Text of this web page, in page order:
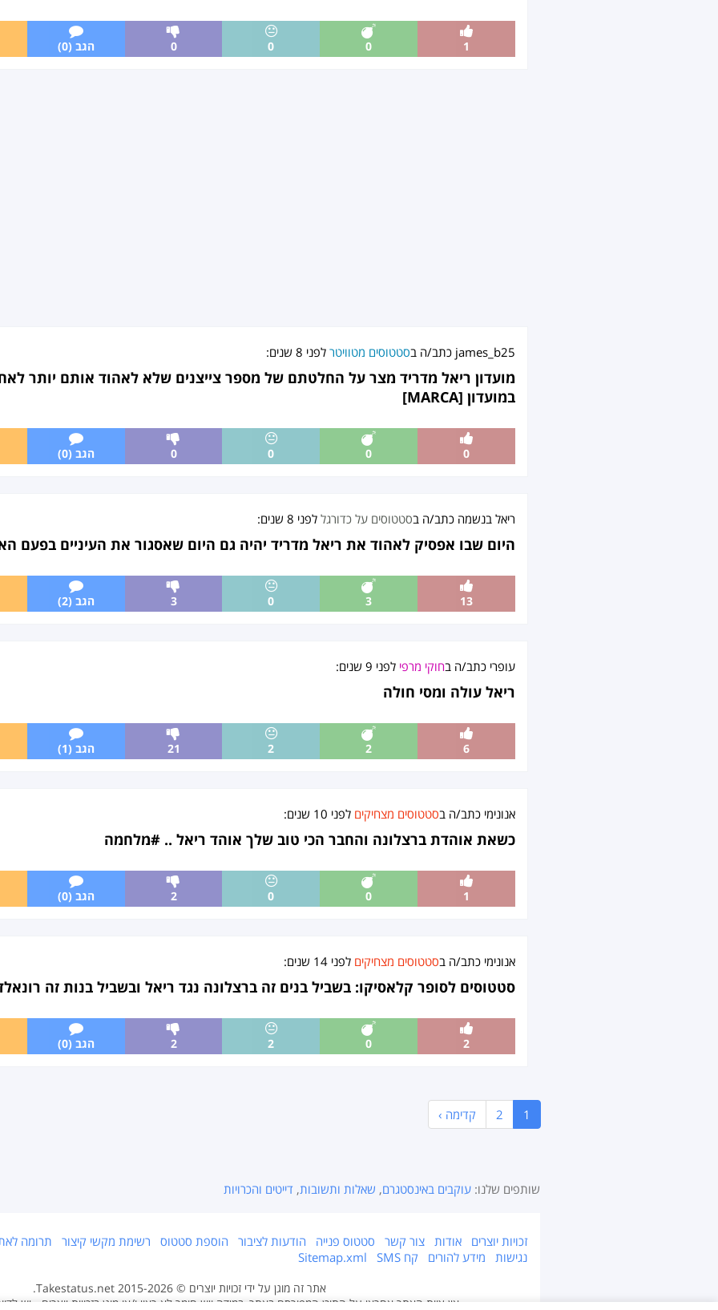
1
0
0
0 הגב (0)
james_b25 כתב/ה בסטטוסים מטוויטר לפני 8 שנים :
מועדון ריאל מדריד מצר על החלטתם של מספר צייצנים שלא לאהוד אותם יותר
במועדון [MARCA]
0
0
0
0 הגב (0)
ריאל בנשמה כתב/ה בסטטוסים על כדורגל לפני 8 שנים :
היום שבו אפסיק לאהוד את ריאל מדריד יהיה גם היום שאסגור את העיניים בפעם
13
3
0
3 הגב (2)
עופרי כתב/ה בחוקי מרפי לפני 9 שנים :
ריאל עולה ומסי חולה
6
2
2
21 הגב (1)
אנונימי כתב/ה בסטטוסים מצחיקים לפני 10 שנים :
כשאת אוהדת ברצלונה והחבר הכי טוב שלך אוהד ריאל .. #מלחמה
1
0
0
2 הגב (0)
אנונימי כתב/ה בסטטוסים מצחיקים לפני 14 שנים :
סטטוסים לסופר קלאסיקו: בשביל בנים זה ברצלונה נגד ריאל ובשביל בנות זה
2
0
2
2 הגב (0)
1
2 קדימה ›
שותפים שלנו: עוקבים באינסטגרם, שאלות ותשובות, דייטים והכרויות
זכויות יוצרים אודות צור קשר סטטוס פנייה הודעות לציבור הוספת סטטוס רשימת מקשי קיצור תרומה
נגישות
מידע להורים קח SMS Sitemap.xml
אתר זה מוגן על ידי זכויות יוצרים © 2015-2026 Takestatus.net.
אין צוות האתר אחראי על התוכן המפורסם באתר, במידה ויש חומר לא ראוי ו/או מוגן בזכויות יוצרים - יש